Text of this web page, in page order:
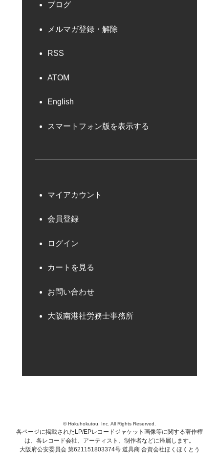
ブログ
メルマガ登録・解除
RSS
ATOM
English
スマートフォン版を表示する
マイアカウント
会員登録
ログイン
カートを見る
お問い合わせ
大阪南港社労務士事務所
© Hokuhokutou, Inc. All Rights Reserved.
各ページに掲載されたLP/EPレコードジャケット画像等に関する著作権
は、各レコード会社、アーティスト、制作者などに帰属します。
大阪府公安委員会 第621151803374号 道具商 合資会社ほくほくとう